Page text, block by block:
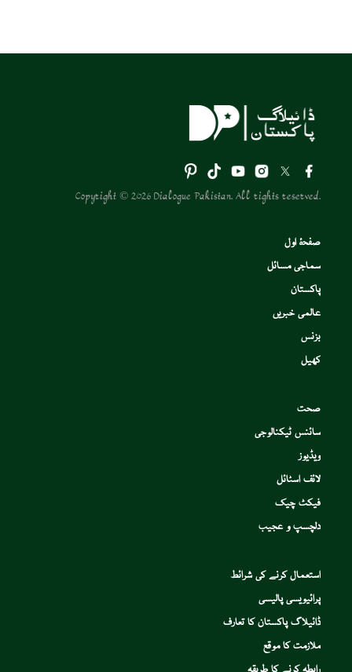
Copyright © 2026 Dialogue Pakistan. All rights reserved.
صفحۂ اول
سماجی مسائل
پاکستان
عالمی خبریں
بزنس
کھیل
صحت
سائنس ٹیکنالوجی
ویڈیوز
لائف اسٹائل
فیکٹ چیک
دلچسپ و عجیب
استعمال کرنے کی شرائط
پرائیویسی پالیسی
ڈائیلاگ پاکستان کا تعارف
ملازمت کا موقع